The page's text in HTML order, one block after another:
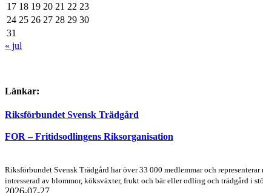
17 18 19 20 21 22 23
24 25 26 27 28 29 30
31
« jul
Länkar:
Riksförbundet Svensk Trädgård
FOR – Fritidsodlingens Riksorganisation
Riksförbundet Svensk Trädgård har över 33 000 medlemmar och
intresserad av blommor, köksväxter, frukt och bär eller odling och trädgård i